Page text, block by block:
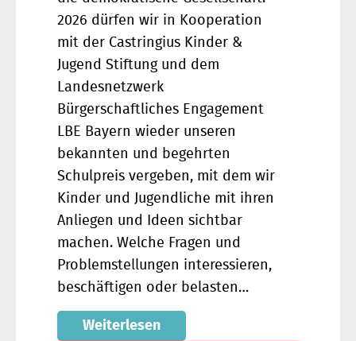
2026 dürfen wir in Kooperation
mit der Castringius Kinder &
Jugend Stiftung und dem
Landesnetzwerk
Bürgerschaftliches Engagement
LBE Bayern wieder unseren
bekannten und begehrten
Schulpreis vergeben, mit dem wir
Kinder und Jugendliche mit ihren
Anliegen und Ideen sichtbar
machen. Welche Fragen und
Problemstellungen interessieren,
beschäftigen oder belasten…
Weiterlesen